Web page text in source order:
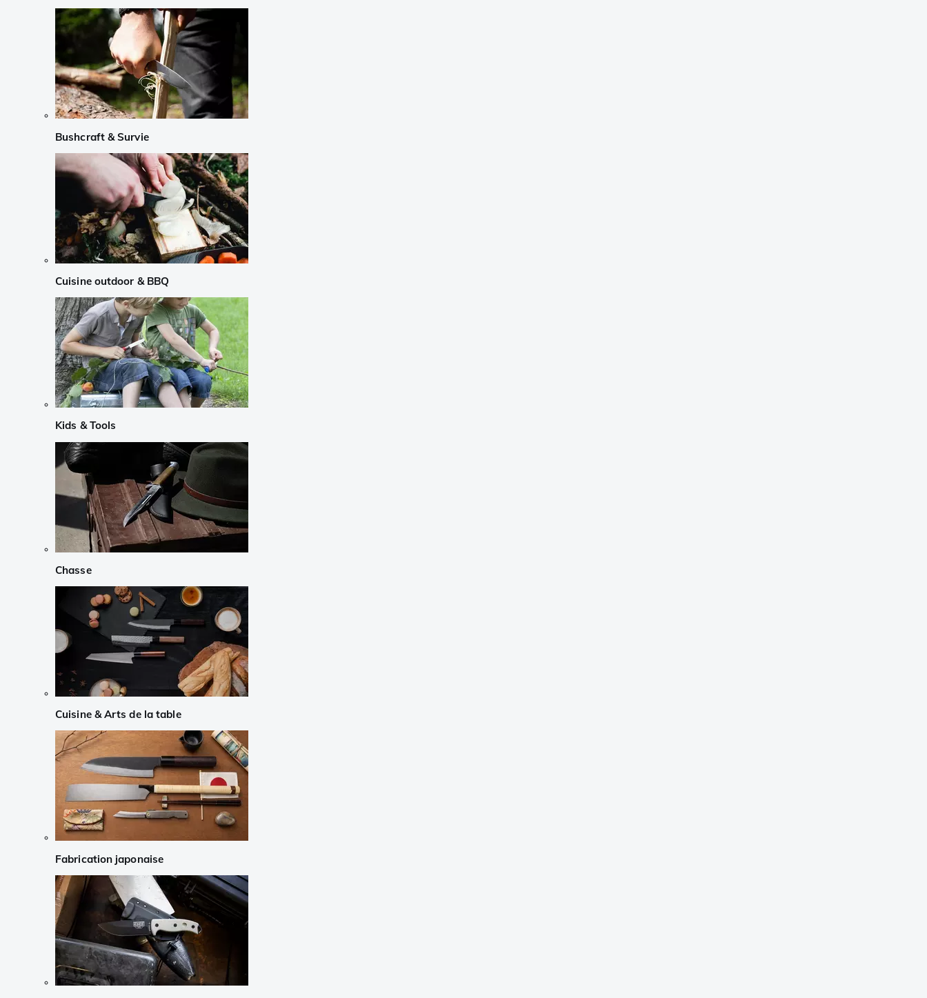
Bushcraft & Survie
Cuisine outdoor & BBQ
Kids & Tools
Chasse
Cuisine & Arts de la table
Fabrication japonaise